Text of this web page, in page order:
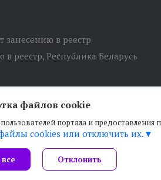
занесению в реестр
реестр, Республика Беларусь
оф.7
на платформе Deal.by
файлов cookies
файлов cookie
портала и
cookies или отключить их.
Отклонить